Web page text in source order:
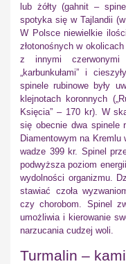
lub żółty (gahnit –
spotyka się w Tajlandii
W Polsce niewielkie
złotonośnych w
z innymi czerwonymi
„karbunkułami” i
spinele rubinowe były
klejnotach koronnych
Księcia” – 170 kr). W
się obecnie dwa spinele
Diamentowym na
wadze 399 kr. Spinel
podwyższa poziom
wydolności organizmu.
stawiać czoła
czy chorobom. Spinel
umożliwia i kierowanie
narzucania cudzej woli.
Turmalin –